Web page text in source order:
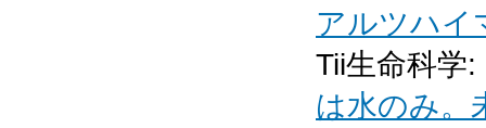
アルツハイ
Tii生命科学:
は水のみ。